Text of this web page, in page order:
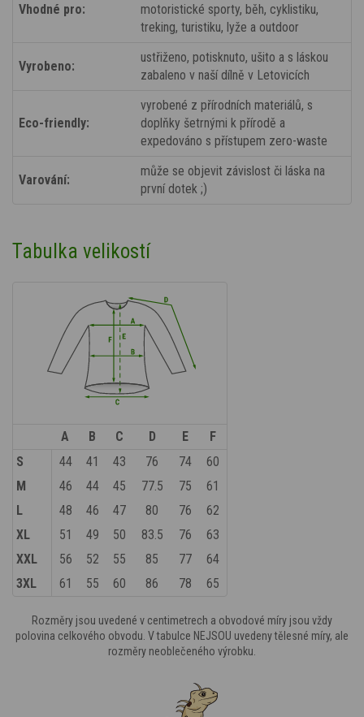
Vhodné pro:
motoristické sporty, běh, cyklistiku,
treking, turistiku, lyže a outdoor
Vyrobeno:
ustřiženo, potisknuto, ušito a s láskou
zabaleno v naší dílně v Letovicích
Eco-friendly:
vyrobené z přírodních materiálů, s
doplňky šetrnými k přírodě a
expedováno s přístupem zero-waste
Varování:
může se objevit závislost či láska na
první dotek ;)
Tabulka velikostí
A B C D E
F
S
44 41 43 76 74
60
M
46 44 45 77.5 75
61
L
48 46 47 80 76
62
XL
51 49 50 83.5 76
63
XXL
56 52 55 85 77
64
3XL
61 55 60 86 78 65
Rozměry jsou uvedené v centimetrech a obvodové míry jsou vždy
polovina celkového obvodu. V tabulce NEJSOU uvedeny tělesné míry, ale
rozměry neoblečeného výrobku.